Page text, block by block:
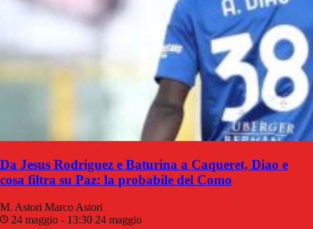
Da Jesus Rodriguez e Baturina a Caqueret, Diao e
cosa filtra su Paz: la probabile del Como
M. Astori Marco Astori
24 maggio - 13:30 24 maggio